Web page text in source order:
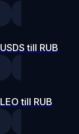
USDS till RUB
LEO till RUB